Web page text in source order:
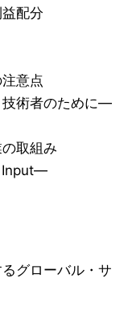
配分
意点
術者のために―
取組み
グローバル・サ